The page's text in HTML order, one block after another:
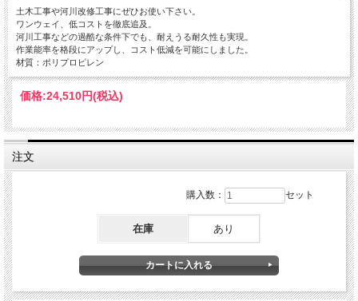
土木工事や河川改修工事にぜひお使い下さい。
ワンウェイ、低コストを徹底追及。
河川工事などの過酷な条件下でも、耐えうる耐久性も実現。
作業能率を格段にアップし、コスト低減を可能にしました。
材質：ポリプロピレン
価格:24,510円(税込)
注文
購入数： セット
在庫 あり